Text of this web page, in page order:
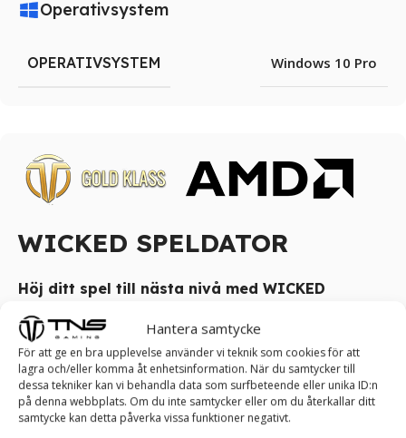
Hantera samtycke
För att ge en bra upplevelse använder vi teknik som cookies för att
lagra och/eller komma åt enhetsinformation. När du samtycker till
dessa tekniker kan vi behandla data som surfbeteende eller unika ID:n
på denna webbplats. Om du inte samtycker eller om du återkallar ditt
samtycke kan detta påverka vissa funktioner negativt.
WICKED SPELDATOR
Höj ditt spel till nästa nivå med WICKED
WICKED Speldator har en stilren och modern design som
passar väl i de flesta miljöer. Datorn har ett rent,
minimalistiskt utseende med en frontpanel som ger ett
sofistikerat intryck. Få den perfekta balansen mellan form
Operativsystem
OPERATIVSYSTEM Windows 10 Pro